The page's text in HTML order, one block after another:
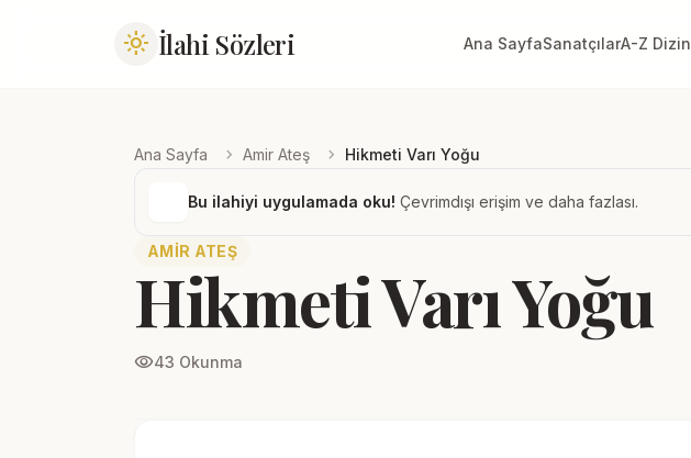
light_mode İlahi Sözleri Ana SayfaSanatçılarA-Z Dizin
Ana Sayfa chevron_right Amir Ateş chevron_right Hikmeti Varı Yoğu
Bu ilahiyi uygulamada oku! Çevrimdışı erişim ve daha fazlası.
AMIR ATEŞ
Hikmeti Varı Yoğu
visibility43 Okunma